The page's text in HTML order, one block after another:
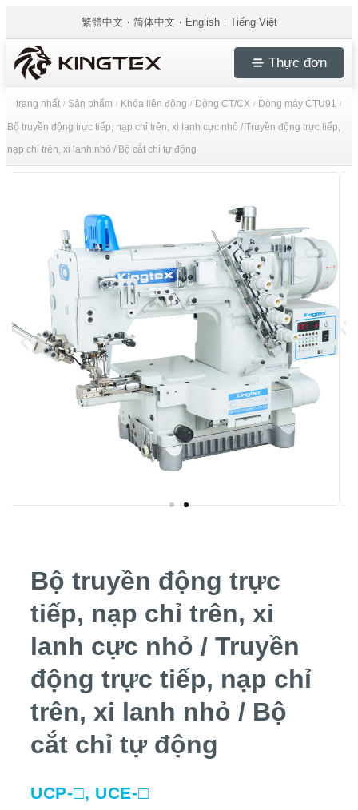
繁體中文 简体中文 English Tiếng Việt
Thực đơn
trang nhất / Sản phẩm / Khóa liên động / Dòng CT/CX / Dòng máy CTU91 /
Bộ truyền động trực tiếp, nạp chỉ trên, xi lanh cực nhỏ / Truyền động trực tiếp,
nạp chỉ trên, xi lanh nhỏ / Bộ cắt chỉ tự động
Bộ truyền động trực
tiếp, nạp chỉ trên, xi
lanh cực nhỏ / Truyền
động trực tiếp, nạp chỉ
trên, xi lanh nhỏ / Bộ
cắt chỉ tự động
UCP-□, UCE-□